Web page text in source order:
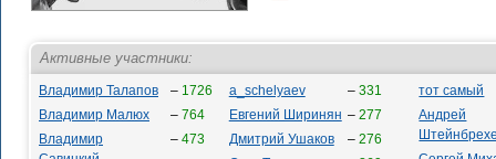
Активные участники:
Владимир Талапов – 1726
Владимир Малюх
– 764
Владимир
– 473
a_schelyaev – 331
Евгений Ширинян – 277
Дмитрий Ушаков
– 276
тот самый
Андрей